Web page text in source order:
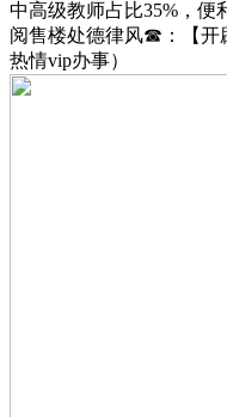
中高级教师占比35%，便
阅售楼处德律风☎：【开
热情vip办事）